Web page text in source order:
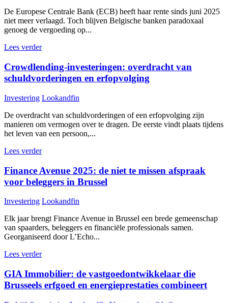
De Europese Centrale Bank (ECB) heeft haar rente sinds juni 2025
niet meer verlaagd. Toch blijven Belgische banken paradoxaal
genoeg de vergoeding op...
Lees verder
Crowdlending-investeringen: overdracht van
schuldvorderingen en erfopvolging
Investering Lookandfin
De overdracht van schuldvorderingen of een erfopvolging zijn
manieren om vermogen over te dragen. De eerste vindt plaats tijdens
het leven van een persoon,...
Lees verder
Finance Avenue 2025: de niet te missen afspraak
voor beleggers in Brussel
Investering Lookandfin
Elk jaar brengt Finance Avenue in Brussel een brede gemeenschap
van spaarders, beleggers en financiële professionals samen.
Georganiseerd door L’Echo...
Lees verder
GIA Immobilier: de vastgoedontwikkelaar die
Brusseels erfgoed en energieprestaties combineert